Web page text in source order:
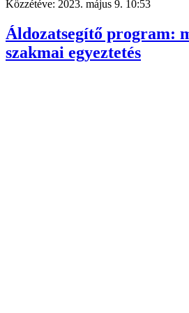
Közzétéve: 2023. május 9. 10:53
Áldozatsegítő program:
szakmai egyeztetés